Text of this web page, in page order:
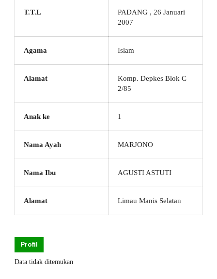
T.T.L
PADANG , 26 Januari
2007
Agama Islam
Alamat
Komp. Depkes Blok C
2/85
Anak ke 1
Nama Ayah MARJONO
Nama Ibu AGUSTI ASTUTI
Alamat Limau Manis Selatan
Profil
Data tidak ditemukan